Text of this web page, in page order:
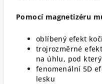
Pomocí magnetizéru
oblíbený efekt
trojrozměrné
na úhlu, pod
fenomenální 5D
lesku